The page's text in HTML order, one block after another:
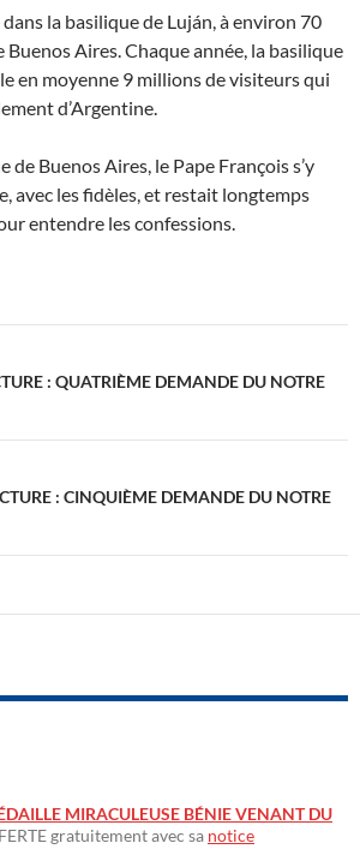
dans la basilique de Luján, à environ 70
Aires. Chaque année, la basilique
en moyenne 9 millions de visiteurs qui
d’Argentine.
de Buenos Aires, le Pape François s’y
avec les fidèles, et restait longtemps
entendre les confessions.
: QUATRIÈME DEMANDE DU NOTRE
: CINQUIÈME DEMANDE DU NOTRE
MIRACULEUSE BÉNIE VENANT DU
gratuitement avec sa notice